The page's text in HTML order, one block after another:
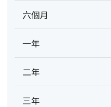
六個月
一年
二年
三年